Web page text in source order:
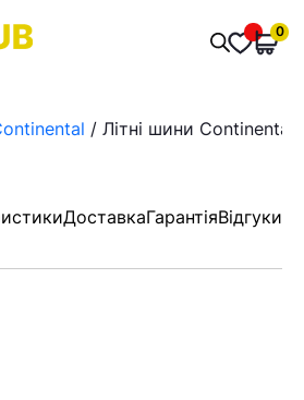
Пошук
товарів
0
/ Літні шини
ДоставкаГарантіяВідгуки